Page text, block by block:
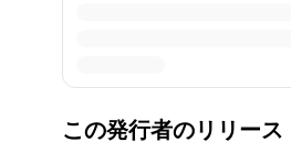
この発行者のリリース